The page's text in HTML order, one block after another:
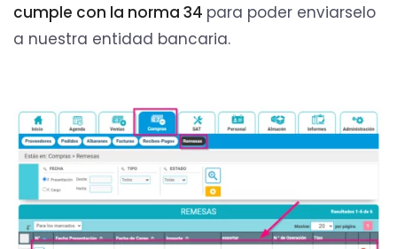
cumple con la norma 34 para poder enviarselo
a nuestra entidad bancaria.